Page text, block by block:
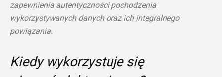
zapewnienia autentyczności pochodzenia
wykorzystywanych danych oraz ich integralnego
powiązania.
Kiedy wykorzystuje się